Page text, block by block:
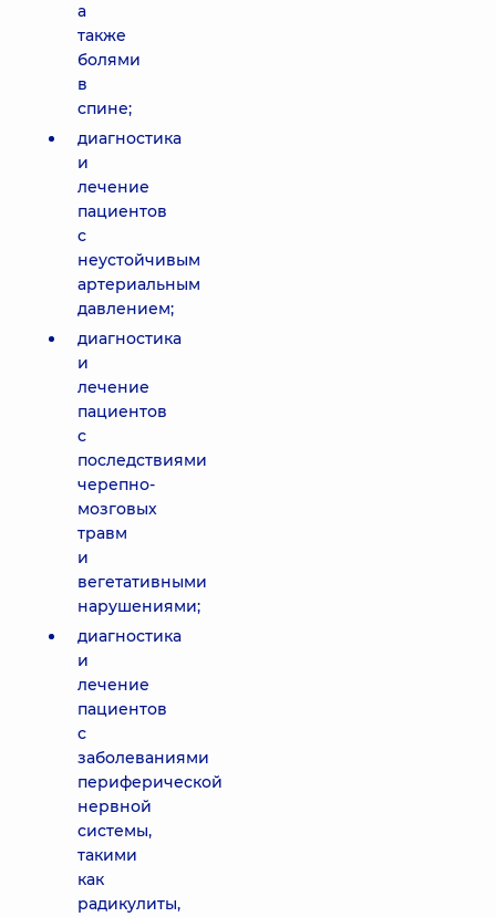
а
также
болями
в
спине;
диагностика
и
лечение
пациентов
с
неустойчивым
артериальным
давлением;
диагностика
и
лечение
пациентов
с
последствиями
черепно-
мозговых
травм
и
вегетативными
нарушениями;
диагностика
и
лечение
пациентов
с
заболеваниями
периферической
нервной
системы,
такими
как
радикулиты,